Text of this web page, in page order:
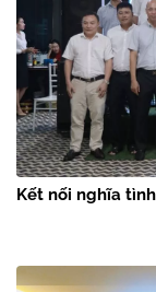
Kết nối nghĩa